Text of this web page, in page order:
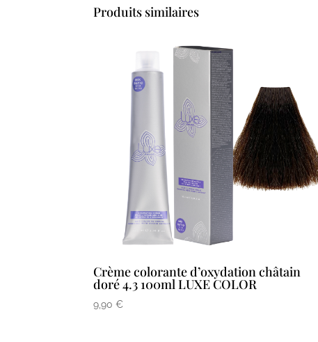
Produits similaires
Crème colorante d’oxydation châtain
doré 4.3 100ml LUXE COLOR
9,90€